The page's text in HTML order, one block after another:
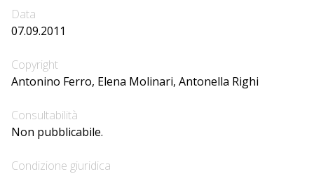
Data
07.09.2011
Copyright
Antonino Ferro, Elena Molinari, Antonella Righi
Consultabilità
Non pubblicabile.
Condizione giuridica